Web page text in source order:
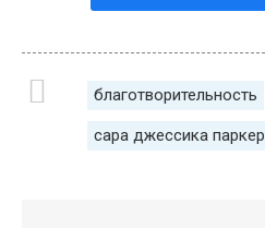
благотворительность
сара джессика паркер